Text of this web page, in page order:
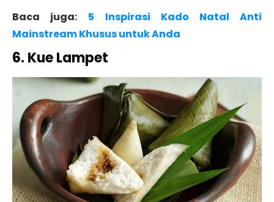
Baca juga:
5 Inspirasi Kado Natal Anti
Mainstream Khusus untuk Anda
6. Kue Lampet